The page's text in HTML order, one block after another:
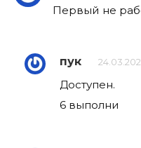
Первый не
пук
Доступен.
6 выполни